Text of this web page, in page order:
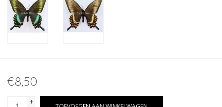
Hoorns & Geweien
Pokémon
€8,50
+